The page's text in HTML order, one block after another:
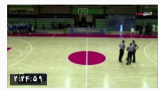
2:24:59